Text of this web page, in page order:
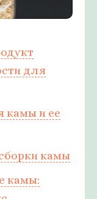
для
камы и ее
камы
камы: